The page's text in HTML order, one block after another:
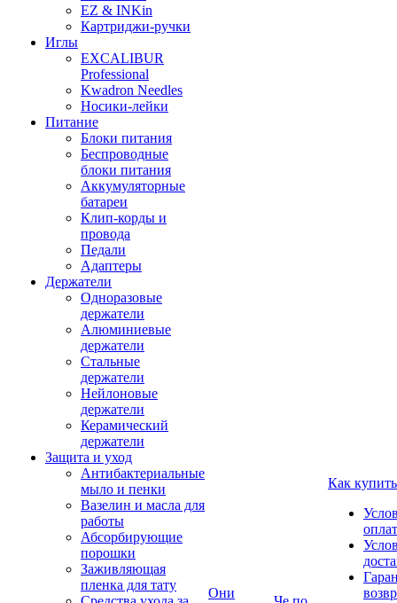
EZ & INKin
Картриджи-ручки
Иглы
EXCALIBUR
Professional
Kwadron Needles
Носики-лейки
Питание
Блоки питания
Беспроводные
блоки питания
Аккумуляторные
батареи
Клип-корды и
провода
Педали
Адаптеры
Держатели
Одноразовые
держатели
Алюминиевые
держатели
Стальные
держатели
Нейлоновые
держатели
Керамический
держатели
Защита и уход
Антибактериальные
мыло и пенки
Вазелин и масла для
работы
Абсорбирующие
порошки
Заживляющая
пленка для тату
Они
Как купить